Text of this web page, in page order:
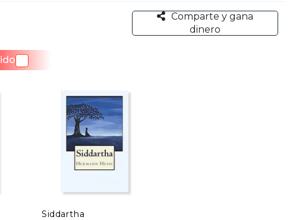
Comparte y gana
dinero
Siddartha